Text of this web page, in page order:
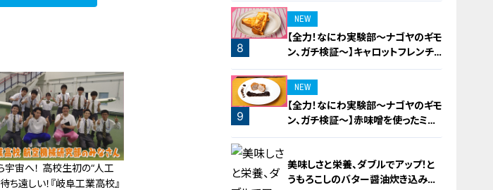
宇宙へ！ 高校生初の“人工
ち遠しい！『岐阜工業高校』
8
NEW
【全力！なにわ実験部～ナゴヤのギモ
ン、ガチ検証～】キャロットフレンチ
ロースト
9
NEW
【全力！なにわ実験部～ナゴヤのギモ
ン、ガチ検証～】赤味噌を使ったミル
フィーユ味噌トンカツ
美味しさと栄養、ダブルでアップ！と
うもろこしのバター醤油炊き込みご